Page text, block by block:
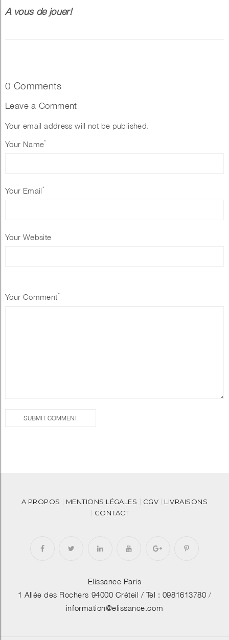
A vous de jouer!
0 Comments
Leave a Comment
Your email address will not be published.
Your Name*
Your Email*
Your Website
Your Comment*
SUBMIT COMMENT
A PROPOS MENTIONS LÉGALES CGV
LIVRAISONS
CONTACT
Elissance Paris
1 Allée des Rochers 94000 Créteil / Tel : 0981613780 /
information@elissance.com